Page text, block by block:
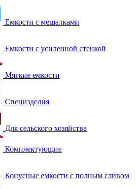
Емкости с мешалками
Емкости с усиленной стенкой
Мягкие емкости
Специзделия
Для сельского хозяйства
Комплектующие
Конусные емкости с полным сливом